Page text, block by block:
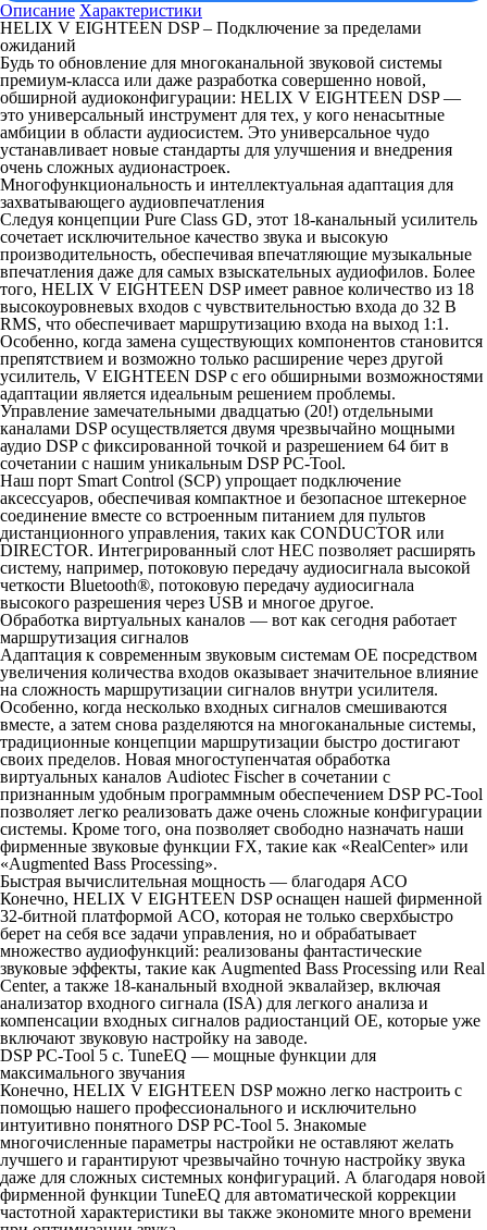
Описание Характеристики
HELIX V EIGHTEEN DSP – Подключение за пределами
ожиданий
Будь то обновление для многоканальной звуковой системы
премиум-класса или даже разработка совершенно новой,
обширной аудиоконфигурации: HELIX V EIGHTEEN DSP —
это универсальный инструмент для тех, у кого ненасытные
амбиции в области аудиосистем. Это универсальное чудо
устанавливает новые стандарты для улучшения и внедрения
очень сложных аудионастроек.
Многофункциональность и интеллектуальная адаптация для
захватывающего аудиовпечатления
Следуя концепции Pure Class GD, этот 18-канальный усилитель
сочетает исключительное качество звука и высокую
производительность, обеспечивая впечатляющие музыкальные
впечатления даже для самых взыскательных аудиофилов. Более
того, HELIX V EIGHTEEN DSP имеет равное количество из 18
высокоуровневых входов с чувствительностью входа до 32 В
RMS, что обеспечивает маршрутизацию входа на выход 1:1.
Особенно, когда замена существующих компонентов становится
препятствием и возможно только расширение через другой
усилитель, V EIGHTEEN DSP с его обширными возможностями
адаптации является идеальным решением проблемы.
Управление замечательными двадцатью (20!) отдельными
каналами DSP осуществляется двумя чрезвычайно мощными
аудио DSP с фиксированной точкой и разрешением 64 бит в
сочетании с нашим уникальным DSP PC-Tool.
Наш порт Smart Control (SCP) упрощает подключение
аксессуаров, обеспечивая компактное и безопасное штекерное
соединение вместе со встроенным питанием для пультов
дистанционного управления, таких как CONDUCTOR или
DIRECTOR. Интегрированный слот HEC позволяет расширять
систему, например, потоковую передачу аудиосигнала высокой
четкости Bluetooth®, потоковую передачу аудиосигнала
высокого разрешения через USB и многое другое.
Обработка виртуальных каналов — вот как сегодня работает
маршрутизация сигналов
Адаптация к современным звуковым системам OE посредством
увеличения количества входов оказывает значительное влияние
на сложность маршрутизации сигналов внутри усилителя.
Особенно, когда несколько входных сигналов смешиваются
вместе, а затем снова разделяются на многоканальные системы,
традиционные концепции маршрутизации быстро достигают
своих пределов. Новая многоступенчатая обработка
виртуальных каналов Audiotec Fischer в сочетании с
признанным удобным программным обеспечением DSP PC-Tool
позволяет легко реализовать даже очень сложные конфигурации
системы. Кроме того, она позволяет свободно назначать наши
фирменные звуковые функции FX, такие как «RealCenter» или
«Augmented Bass Processing».
Быстрая вычислительная мощность — благодаря ACO
Конечно, HELIX V EIGHTEEN DSP оснащен нашей фирменной
32-битной платформой ACO, которая не только сверхбыстро
берет на себя все задачи управления, но и обрабатывает
множество аудиофункций: реализованы фантастические
звуковые эффекты, такие как Augmented Bass Processing или Real
Center, а также 18-канальный входной эквалайзер, включая
анализатор входного сигнала (ISA) для легкого анализа и
компенсации входных сигналов радиостанций OE, которые уже
включают звуковую настройку на заводе.
DSP PC-Tool 5 с. TuneEQ — мощные функции для
максимального звучания
Конечно, HELIX V EIGHTEEN DSP можно легко настроить с
помощью нашего профессионального и исключительно
интуитивно понятного DSP PC-Tool 5. Знакомые
многочисленные параметры настройки не оставляют желать
лучшего и гарантируют чрезвычайно точную настройку звука
даже для сложных системных конфигураций. А благодаря новой
фирменной функции TuneEQ для автоматической коррекции
частотной характеристики вы также экономите много времени